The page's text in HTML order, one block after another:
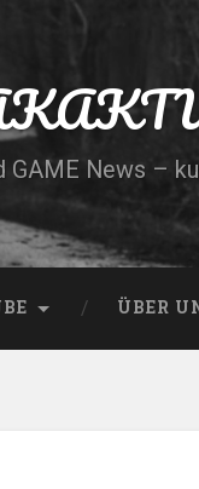
GAME News –
ÜBER